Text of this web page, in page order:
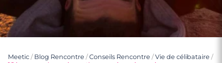
Meetic / Blog Rencontre /Conseils Rencontre /Vie de célibataire /